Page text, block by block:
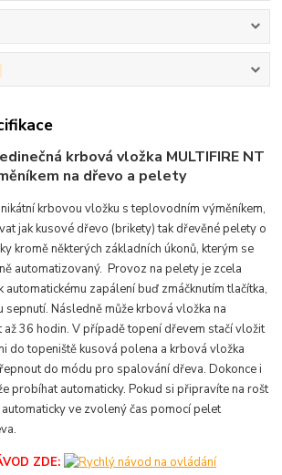
krbová vložka MULTIFIRE NT
na dřevo a pelety
krbovou vložku s teplovodním výměníkem,
jak kusové dřevo (brikety) tak dřevěné pelety o
kromě některých základních úkonů, kterým se
automatizovaný. Provoz na pelety je zcela
automatickému zapálení buď zmáčknutím tlačítka,
sepnutí. Následně může krbová vložka na
36 hodin. V případě topení dřevem stačí vložit
do topeniště kusová polena a krbová vložka
do módu pro spalování dřeva. Dokonce i
probíhat automaticky. Pokud si připravíte na rošt
ve zvolený čas pomocí pelet
ZDE: